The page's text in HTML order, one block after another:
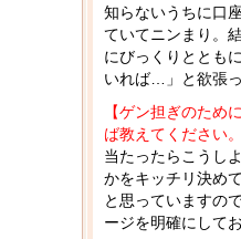
知らないうちに口
ていてニンまり。
にびっくりととも
いれば…」と欲張っ
【ゲン担ぎのため
ば教えてください。
当たったらこうし
かをキッチリ決め
と思っていますの
ージを明確にしてお